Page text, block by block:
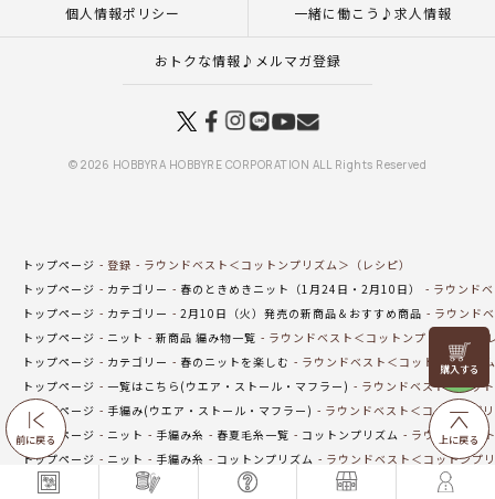
前に戻る
リリヤン
フェア
上に戻る
個人情報ポリシー 一緒に働こう♪求人情報
おトクな情報♪メルマガ登録
© 2026 HOBBYRA HOBBYRE CORPORATION ALL Rights Reserved
トップページ 登録
ラウンドベスト＜コットンプリズム＞（レシピ）
トップページ
カテゴリー 春のときめきニット（1月24日・2月10日）
ラウンド
トップページ
カテゴリー 2月10日（火）発売の新商品＆おすすめ商品
ラウンド
トップページ
ニット 新商品 編み物一覧
ラウンドベスト＜コットンプリズム＞（
トップページ
カテゴリー 春のニットを楽しむ
ラウンドベスト＜コットンプリズ
トップページ
一覧はこちら(ウエア・ストール・マフラー)
ラウンドベスト＜コッ
トップページ
手編み(ウエア・ストール・マフラー)
ラウンドベスト＜コットンプ
トップページ
ニット 手編み糸 春夏毛糸一覧 コットンプリズム
ラウンドベス
トップページ
ニット 手編み糸 コットンプリズム
ラウンドベスト＜コットンプ
トップページ
ニット 編み図 ウエア（編み図） ラウンドベスト＜コットンプリ